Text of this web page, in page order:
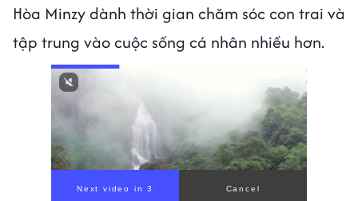
Hòa Minzy dành thời gian chăm sóc con trai và
tập trung vào cuộc sống cá nhân nhiều hơn.
Next video in 1 Cancel